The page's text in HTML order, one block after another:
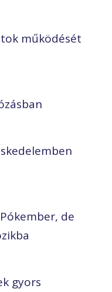
működését
de
gyors